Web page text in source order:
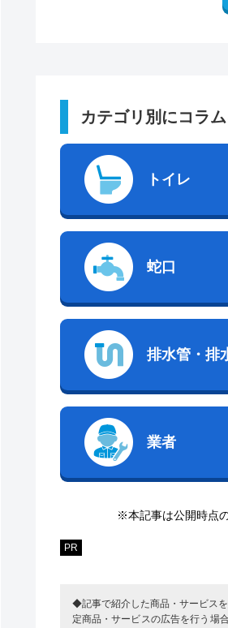
カテゴリ別にコラ
トイレ
蛇口
排水管・排
業者
※本記事は公開時点
PR
◆記事で紹介した商品・サービス
定商品・サービスの広告を行う場